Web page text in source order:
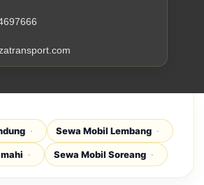
penumpang jika
pasti akan berdampak
Elf itu sendiri. Jika
lebih dari 20 orang,
pilih merk lain yang lebih
Sewa Mobil Lembang
Sewa Mobil Soreang